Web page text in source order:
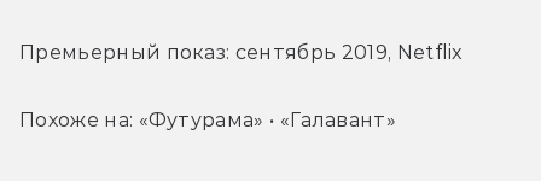
Премьерный показ: сентябрь 2019, Netflix
Похоже на: «Футурама» • «Галавант»